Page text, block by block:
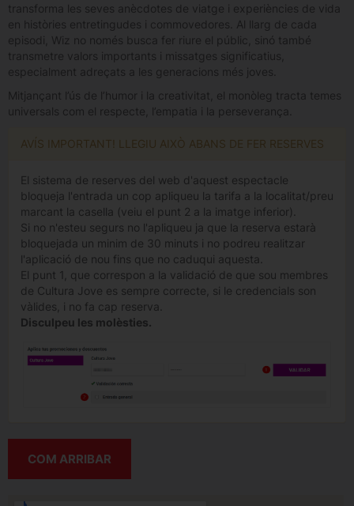
transforma les seves anècdotes de viatge i experiències de vida
en històries entretingudes i commovedores. Al llarg de cada
episodi, Wiz no només busca fer riure el públic, sinó també
transmetre valors importants i missatges significatius,
especialment adreçats a les generacions més joves.
Mitjançant l’ús de l’humor i la creativitat, el monòleg tracta temes
universals com el respecte, l’empatia i la perseverança.
AVÍS IMPORTANT! LLEGIU AIXÒ ABANS DE FER RESERVES
El sistema de reserves del web d'aquest espectacle
bloqueja l'entrada un cop apliqueu la tarifa a la localitat/preu
marcant la casella (veiu el punt 2 a la imatge inferior).
Si no n'esteu segurs no l'apliqueu ja que la reserva estarà
bloquejada un minim de 30 minuts i no podreu realitzar
l'aplicació de nou fins que no caduqui aquesta.
El punt 1, que correspon a la validació de que sou membres
de Cultura Jove es sempre correcte, si le credencials son
vàlides, i no fa cap reserva.
Disculpeu les molèsties.
COM ARRIBAR